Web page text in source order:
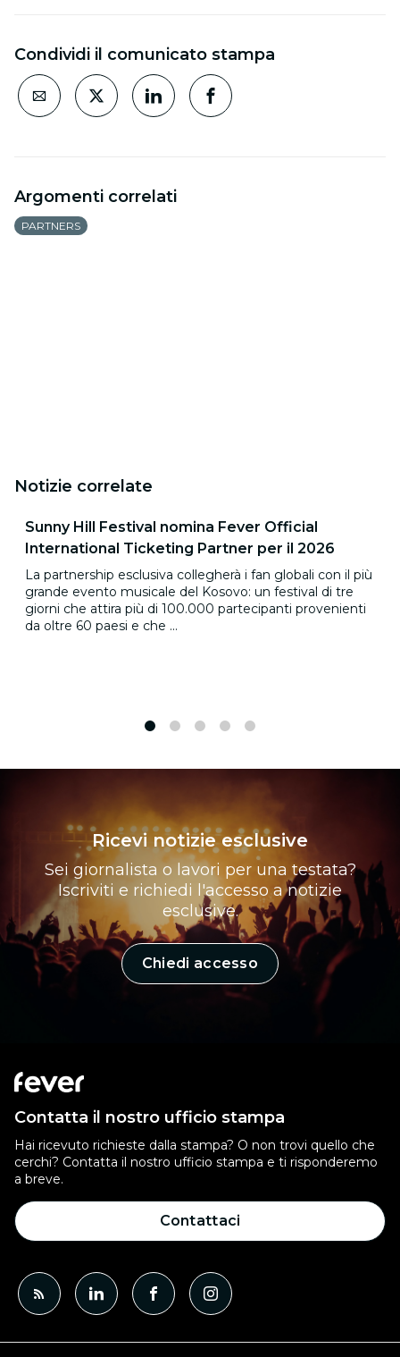
Condividi il comunicato stampa
Argomenti correlati
PARTNERS
Notizie correlate
Sunny Hill Festival nomina Fever Official
International Ticketing Partner per il 2026
La partnership esclusiva collegherà i fan globali con il più
grande evento musicale del Kosovo: un festival di tre
giorni che attira più di 100.000 partecipanti provenienti
da oltre 60 paesi e che ...
Ricevi notizie esclusive
Sei giornalista o lavori per una testata?
Iscriviti e richiedi l'accesso a notizie
esclusive.
Chiedi accesso
Contatta il nostro ufficio stampa
Hai ricevuto richieste dalla stampa? O non trovi quello che
cerchi? Contatta il nostro ufficio stampa e ti risponderemo
a breve.
Contattaci